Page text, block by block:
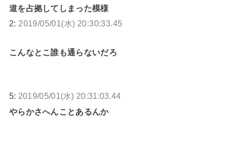
道を占拠してしまった模様
2: 2019/05/01(水) 20:30:33.45
こんなとこ誰も通らないだろ
5: 2019/05/01(水) 20:31:03.44
やらかさへんことあるんか